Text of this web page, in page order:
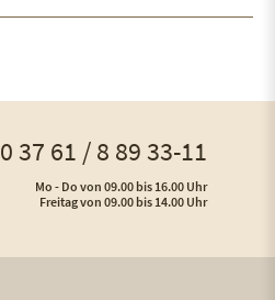
0 37 61 / 8 89 33-11
Mo - Do von 09.00 bis 16.00 Uhr
Freitag von 09.00 bis 14.00 Uhr